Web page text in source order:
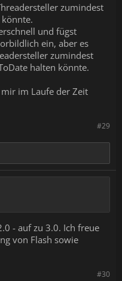
zumindest
und fügst
ein, aber es
zumindest
halten könnte.
mir im Laufe der Zeit
#29
- auf zu 3.0. Ich freue
von Flash sowie
#30